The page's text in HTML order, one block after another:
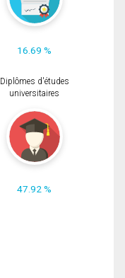
16.69 %
Diplômes d'études
universitaires
47.92 %